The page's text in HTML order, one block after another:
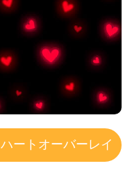
ハートオーバーレイ